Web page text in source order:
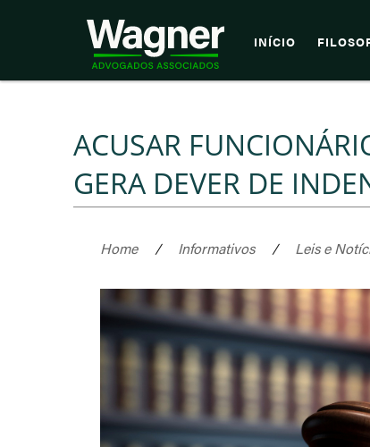
INÍCIO
ACUSAR
GERA DEVER DE
Home / Informativos / Leis e